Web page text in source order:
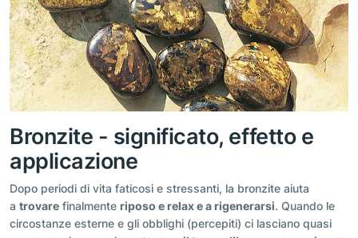
Bronzite - significato, effetto e
applicazione
Dopo periodi di vita faticosi e stressanti, la bronzite aiuta
a trovare finalmente riposo e relax e a rigenerarsi. Quando le
circostanze esterne e gli obblighi (percepiti) ci lasciano quasi